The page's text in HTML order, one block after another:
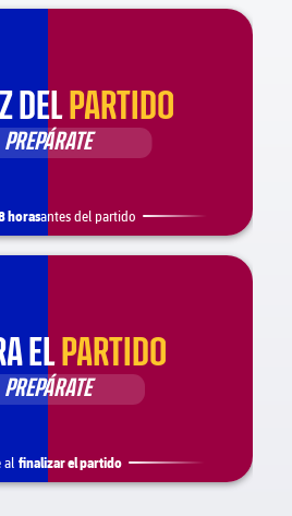
DEL PARTIDO
PREPÁRATE
horasantes del partido
EL PARTIDO
PREPÁRATE
al finalizar el partido